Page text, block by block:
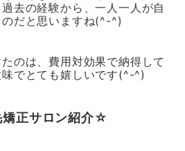
去の経験から、一人一人が自
だと思いますね(^-^)
のは、費用対効果で納得して
でとても嬉しいです(^-^)
矯正サロン紹介☆